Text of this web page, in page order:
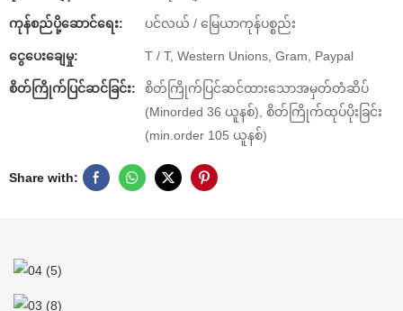
ကုန်စည်ပို့ဆောင်ရေး: ပင်လယ် / မြေယာကုန်ပစ္စည်း
ငွေပေးချေမှု: T / T, Western Unions, Gram, Paypal
စိတ်ကြိုက်ပြင်ဆင်ခြင်း:
စိတ်ကြိုက်ပြင်ဆင်ထားသောအမှတ်တံဆိပ်
(Minorded 36 ယူနစ်), စိတ်ကြိုက်ထုပ်ပိုးခြင်း
(min.order 105 ယူနစ်)
Share with: